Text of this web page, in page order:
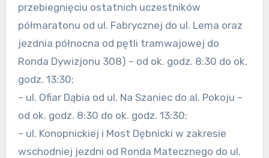
przebiegnięciu ostatnich uczestników
półmaratonu od ul. Fabrycznej do ul. Lema oraz
jezdnia północna od pętli tramwajowej do
Ronda Dywizjonu 308) – od ok. godz. 8:30 do ok.
godz. 13:30;
– ul. Ofiar Dąbia od ul. Na Szaniec do al. Pokoju –
od ok. godz. 8:30 do ok. godz. 13:30;
– ul. Konopnickiej i Most Dębnicki w zakresie
wschodniej jezdni od Ronda Matecznego do ul.